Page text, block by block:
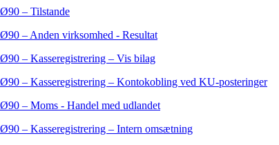
Ø90 – Tilstande
Ø90 – Anden virksomhed - Resultat
Ø90 – Kasseregistrering – Vis bilag
Ø90 – Kasseregistrering – Kontokobling ved KU-posteringer
Ø90 – Moms - Handel med udlandet
Ø90 – Kasseregistrering – Intern omsætning